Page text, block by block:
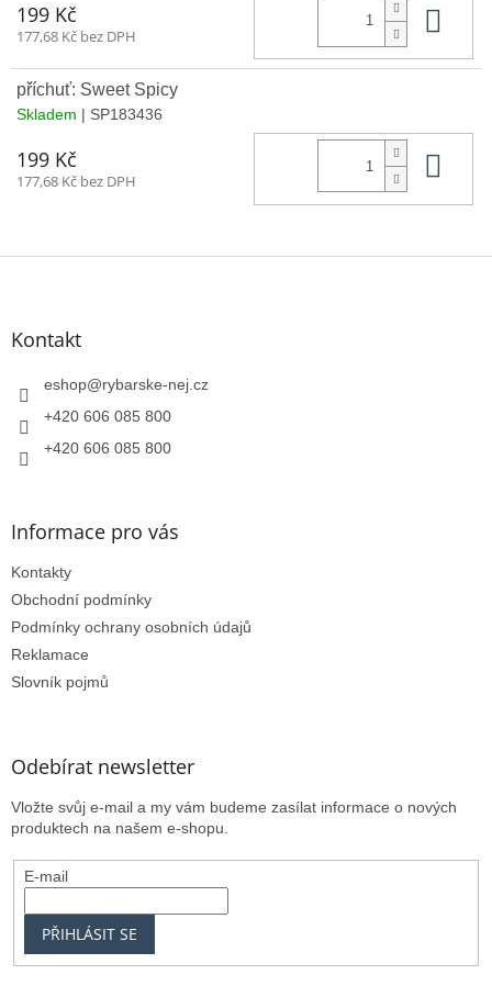
199 Kč
177,68 Kč bez DPH
příchuť: Sweet Spicy
Skladem | SP183436
199 Kč
177,68 Kč bez DPH
Z
Kontakt
eshop@rybarske-nej.cz
+420 606 085 800
+420 606 085 800
Informace pro vás
Kontakty
Obchodní podmínky
Podmínky ochrany osobních údajů
Reklamace
Slovník pojmů
Odebírat newsletter
Vložte svůj e-mail a my vám budeme zasílat informace o nových
produktech na našem e-shopu.
E-mail
PŘIHLÁSIT SE